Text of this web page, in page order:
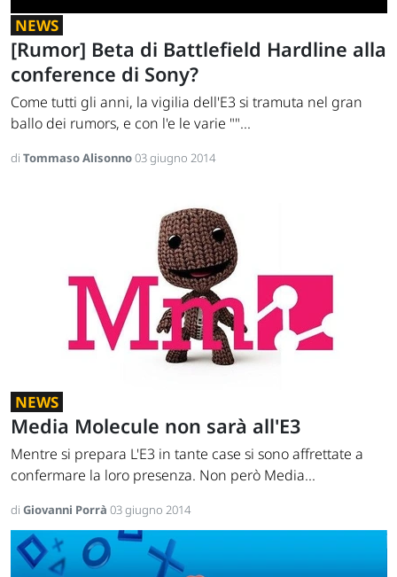
NEWS
[Rumor] Beta di Battlefield Hardline alla
conference di Sony?
Come tutti gli anni, la vigilia dell'E3 si tramuta nel gran
ballo dei rumors, e con l'e le varie ""...
di Tommaso Alisonno03 giugno 2014
NEWS
Media Molecule non sarà all'E3
Mentre si prepara L'E3 in tante case si sono affrettate a
confermare la loro presenza. Non però Media...
di Giovanni Porrà 03 giugno 2014